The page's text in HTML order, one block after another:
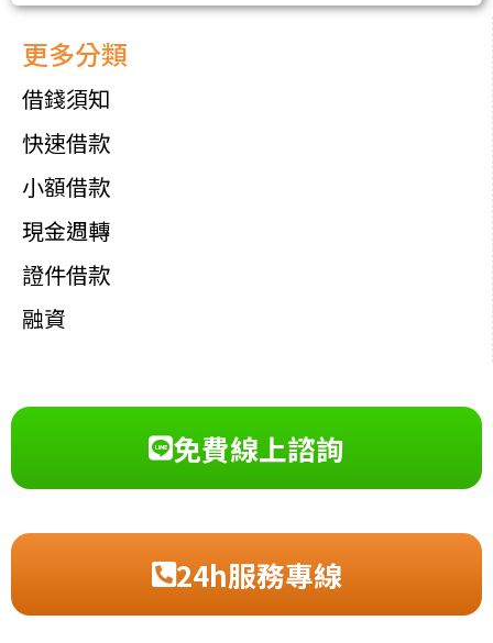
更多分類
借錢須知
快速借款
小額借款
現金週轉
證件借款
融資
免費線上諮詢
24h服務專線